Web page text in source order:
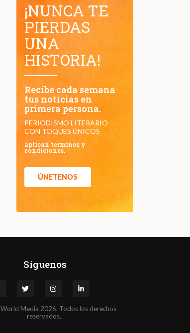
¡NUNCA TE
PIERDAS
UNA
HISTORIA!
Recibe cada semana
tus noticias en
primera persona.
PERIODISMO LITERARIO
CON TOQUES ÚNICOS
aplican terminos y
condiciones.
ÚNETENOS
Síguenos
World Media 2026. Todos los derechos
reservados..